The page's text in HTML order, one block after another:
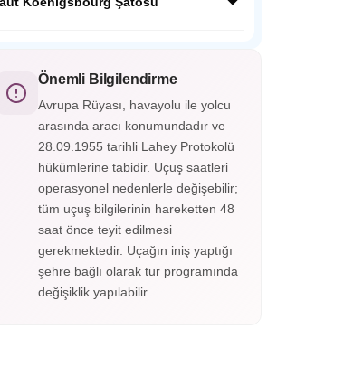
yanında cıvıl cıvıl
sizleri bekliyor.
serecek. Savaşlarda kullanılan aletler,
cephanelikler, imparatorların odaları
eşsiz süslemelerle kaplı tavanları
bu tarihi yolculuk hiç bitmesin
Haut-Koenigsbourg
içerisini gezmek isterseniz
alarak gezebileceksiniz.
Önemli Bilgilendirme
Avrupa Rüyası, havayolu ile yolcu
arasında aracı konumundadır ve
28.09.1955 tarihli Lahey Protokolü
hükümlerine tabidir. Uçuş saatleri
operasyonel nedenlerle değişebilir;
tüm uçuş bilgilerinin hareketten 48
saat önce teyit edilmesi
gerekmektedir. Uçağın iniş yaptığı
şehre bağlı olarak tur programında
değişiklik yapılabilir.